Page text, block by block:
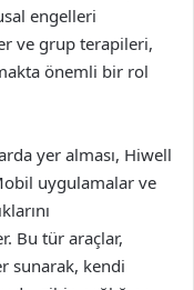
engelleri
ve grup terapileri,
önemli bir rol
yer alması, Hiwell
uygulamalar ve
Bu tür araçlar,
sunarak, kendi